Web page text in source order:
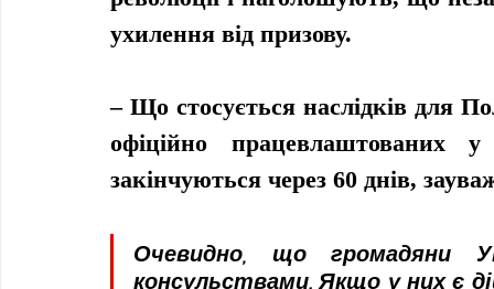
ухилення від призову.
– Що стосується наслідків для
офіційно працевлаштованих
закінчуються через 60 днів,
Очевидно, що громадяни
консульствами. Якщо у них є